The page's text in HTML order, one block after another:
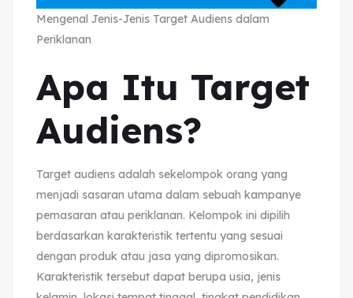
Mengenal Jenis-Jenis Target Audiens dalam
Periklanan
Apa Itu Target
Audiens?
Target audiens adalah sekelompok orang yang
menjadi sasaran utama dalam sebuah kampanye
pemasaran atau periklanan. Kelompok ini dipilih
berdasarkan karakteristik tertentu yang sesuai
dengan produk atau jasa yang dipromosikan.
Karakteristik tersebut dapat berupa usia, jenis